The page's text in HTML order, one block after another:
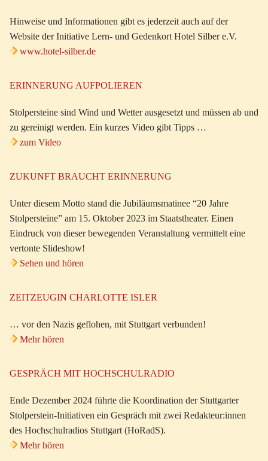
Hinweise und Informationen gibt es jederzeit auch auf der
Website der Initiative Lern- und Gedenkort Hotel Silber e.V.
www.hotel-silber.de
ERINNERUNG AUFPOLIEREN
Stolpersteine sind Wind und Wetter ausgesetzt und müssen ab und
zu gereinigt werden. Ein kurzes Video gibt Tipps …
zum Video
ZUKUNFT BRAUCHT ERINNERUNG
Unter diesem Motto stand die Jubiläumsmatinee “20 Jahre
Stolpersteine” am 15. Oktober 2023 im Staatstheater. Einen
Eindruck von dieser bewegenden Veranstaltung vermittelt eine
vertonte Slideshow!
Sehen und hören
ZEITZEUGIN CHARLOTTE ISLER
… vor den Nazis geflohen, mit Stuttgart verbunden!
Mehr hören
GESPRÄCH MIT HOCHSCHULRADIO
Ende Dezember 2024 führte die Koordination der Stuttgarter
Stolperstein-Initiativen ein Gespräch mit zwei Redakteur:innen
des Hochschulradios Stuttgart (HoRadS).
Mehr hören